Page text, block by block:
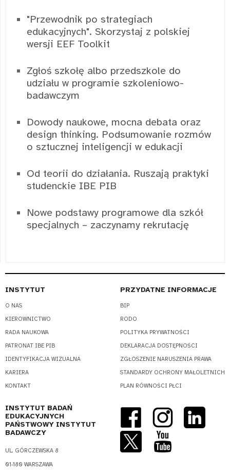
"Przewodnik po strategiach
edukacyjnych". Skorzystaj z polskiej
wersji EEF Toolkit
Zgłoś szkołę albo przedszkole do
udziału w programie szkoleniowo-
badawczym
Dowody naukowe, mocna debata oraz
design thinking. Podsumowanie rozmów
o sztucznej inteligencji w edukacji
Od teorii do działania. Ruszają praktyki
studenckie IBE PIB
Nowe podstawy programowe dla szkół
specjalnych – zaczynamy rekrutację
INSTYTUT
O NAS
KIEROWNICTWO
RADA NAUKOWA
PATRONAT IBE PIB
IDENTYFIKACJA WIZUALNA
KARIERA
KONTAKT
PRZYDATNE INFORMACJE
BIP
RODO
POLITYKA PRYWATNOŚCI
DEKLARACJA DOSTĘPNOŚCI
ZGŁOSZENIE NARUSZENIA PRAWA
STANDARDY OCHRONY MAŁOLETNICH
PLAN RÓWNOŚCI PŁCI
INSTYTUT BADAŃ
EDUKACYJNYCH
PAŃSTWOWY INSTYTUT
BADAWCZY
UL. GÓRCZEWSKA 8
01-180 WARSZAWA